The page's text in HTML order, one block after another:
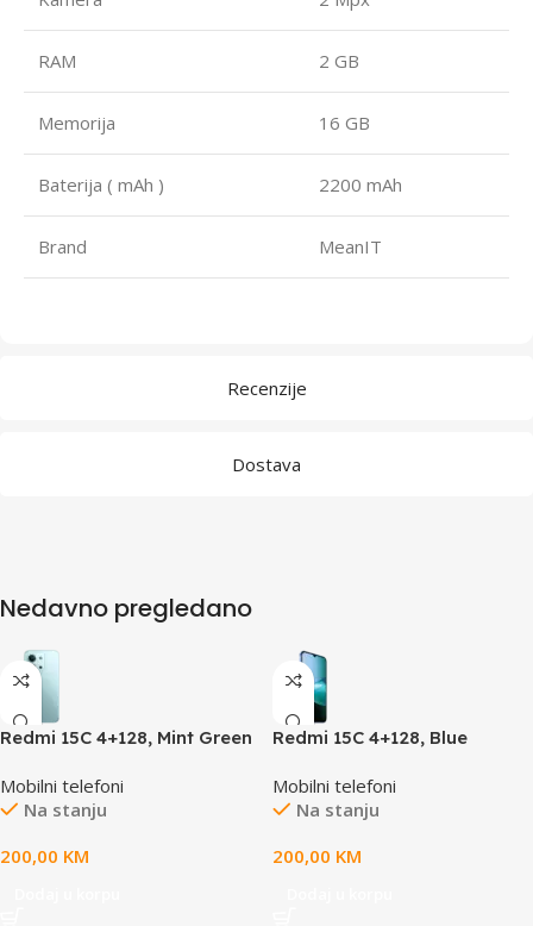
Recenzije
Dostava
RAM 2 GB
Memorija 16 GB
Baterija ( mAh ) 2200 mAh
Brand MeanIT
Nedavno pregledano
Redmi 15C 4+128, Mint Green
Mobilni telefoni
Na stanju
200,00 KM
Redmi 15C 4+128, Blue
Mobilni telefoni
Na stanju
200,00 KM